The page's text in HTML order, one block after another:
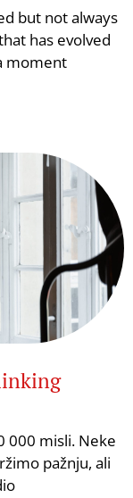
but not always
has evolved
moment
000 misli. Neke
pažnju, ali